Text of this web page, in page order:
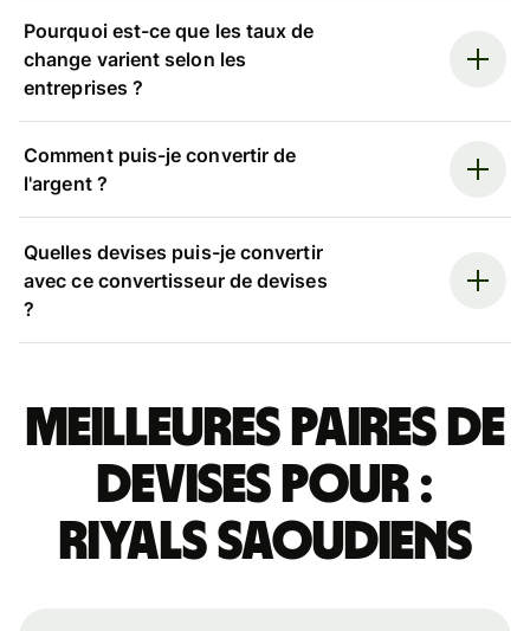
Pourquoi est-ce que les taux de
change varient selon les
entreprises ?
Comment puis-je convertir de
l'argent ?
Quelles devises puis-je convertir
avec ce convertisseur de devises
?
Meilleures paires de
devises pour :
riyals saoudiens